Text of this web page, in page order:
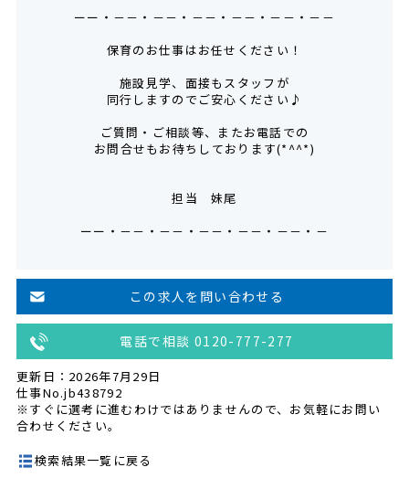
ーー・－－・－－・－－・－－・－－・－－
保育のお仕事はお任せください！
施設見学、面接もスタッフが
同行しますのでご安心ください♪
ご質問・ご相談等、またお電話での
お問合せもお待ちしております(*^^*)
担当 妹尾
ーー・－－・－－・－－・－－・－－・－
この求人を問い合わせる
電話で相談 0120-777-277
更新日：2026年7月29日
仕事No.jb438792
※すぐに選考に進むわけではありませんので、お気軽にお問い
合わせください。
検索結果一覧に戻る